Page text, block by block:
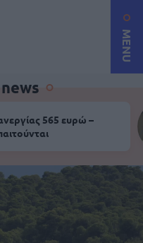
MENU
565 ευρώ –